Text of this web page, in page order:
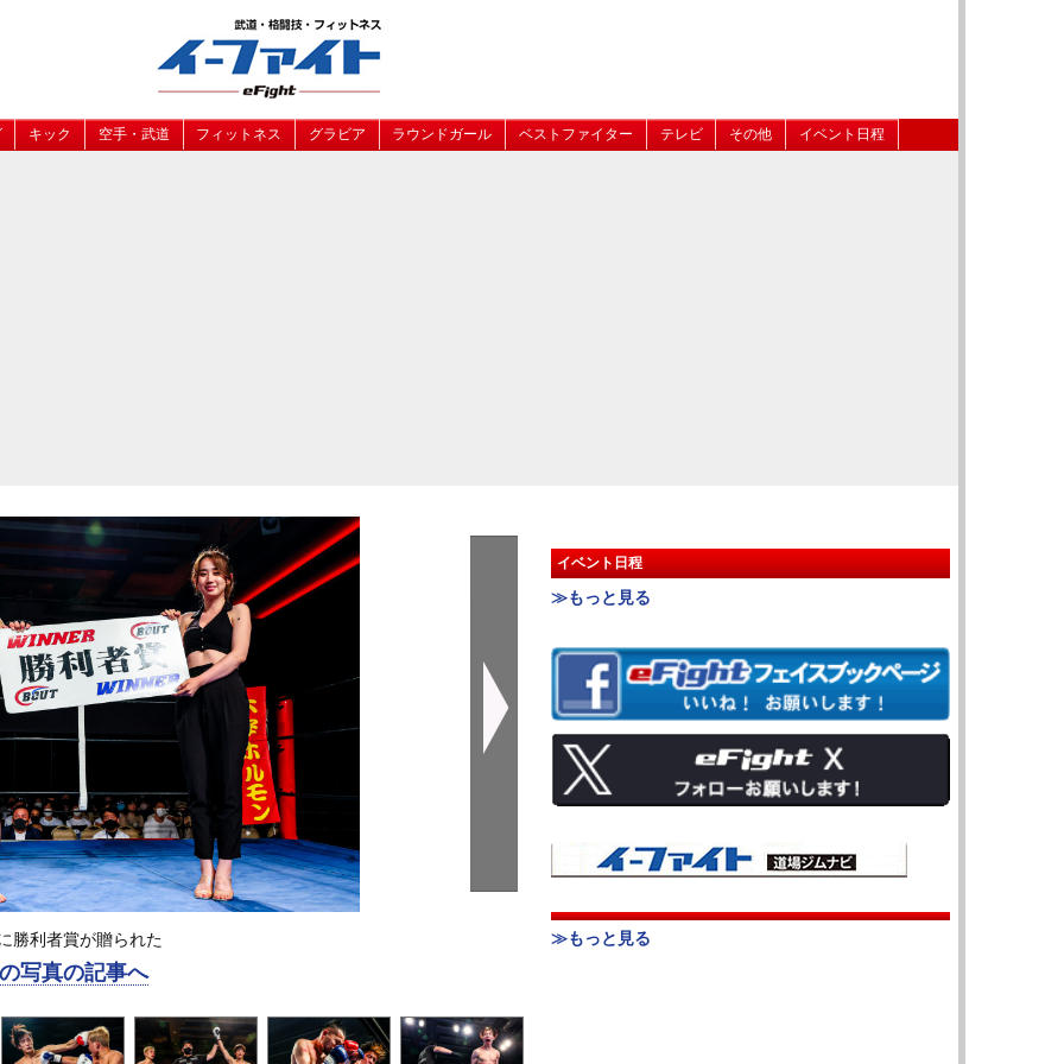
キック 空手・武道 フィットネス グラビア ラウンドガール ベストファイター テレビ その他 イベント日程
勝利者賞が贈られた
写真の記事へ
イベント日程
≫もっと見る
≫もっと見る